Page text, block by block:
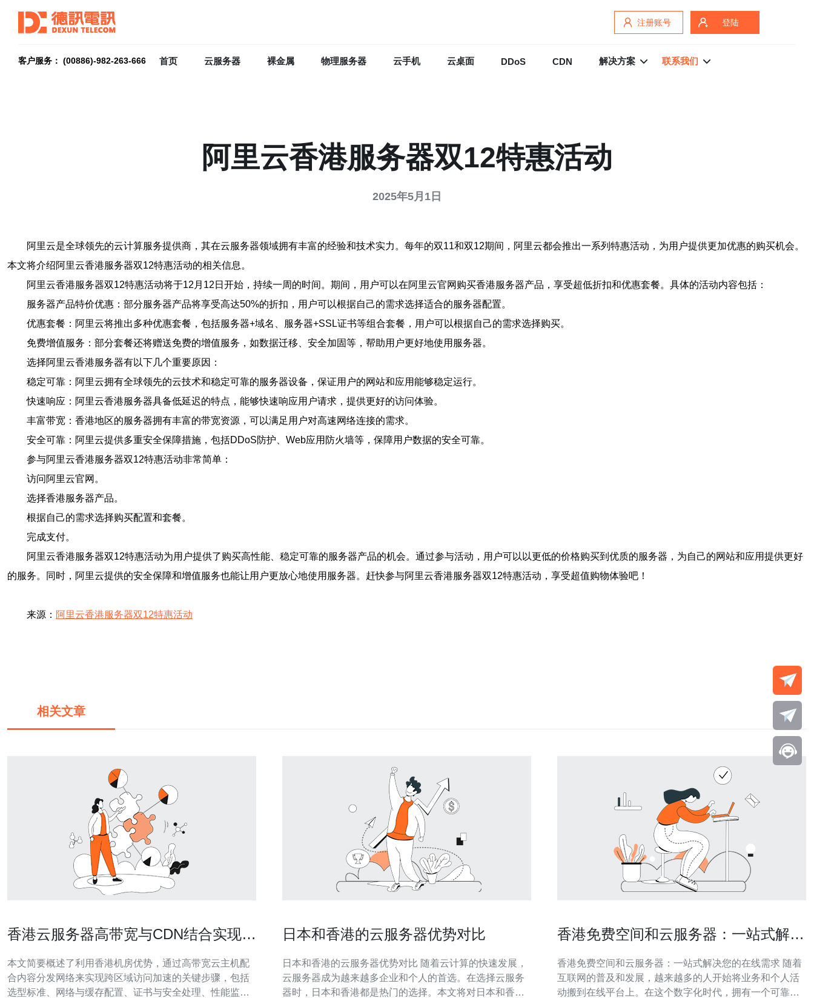
注册账号 登陆
客户服务： (00886)-982-263-666 首页 云服务器 裸金属 物理服务器 云手机 云桌面 DDoS CDN 解决方案 联系我们
阿里云香港服务器双12特惠活动
2025年5月1日
阿里云是全球领先的云计算服务提供商，其在云服务器领域拥有丰富的经验和技术实力。每年的双11和双12期间，阿里云都会推出一系列特惠活动，为用户提供更加优惠的购买机会。
本文将介绍阿里云香港服务器双12特惠活动的相关信息。
阿里云香港服务器双12特惠活动将于12月12日开始，持续一周的时间。期间，用户可以在阿里云官网购买香港服务器产品，享受超低折扣和优惠套餐。具体的活动内容包括：
服务器产品特价优惠：部分服务器产品将享受高达50%的折扣，用户可以根据自己的需求选择适合的服务器配置。
优惠套餐：阿里云将推出多种优惠套餐，包括服务器+域名、服务器+SSL证书等组合套餐，用户可以根据自己的需求选择购买。
免费增值服务：部分套餐还将赠送免费的增值服务，如数据迁移、安全加固等，帮助用户更好地使用服务器。
选择阿里云香港服务器有以下几个重要原因：
稳定可靠：阿里云拥有全球领先的云技术和稳定可靠的服务器设备，保证用户的网站和应用能够稳定运行。
快速响应：阿里云香港服务器具备低延迟的特点，能够快速响应用户请求，提供更好的访问体验。
丰富带宽：香港地区的服务器拥有丰富的带宽资源，可以满足用户对高速网络连接的需求。
安全可靠：阿里云提供多重安全保障措施，包括DDoS防护、Web应用防火墙等，保障用户数据的安全可靠。
参与阿里云香港服务器双12特惠活动非常简单：
访问阿里云官网。
选择香港服务器产品。
根据自己的需求选择购买配置和套餐。
完成支付。
阿里云香港服务器双12特惠活动为用户提供了购买高性能、稳定可靠的服务器产品的机会。通过参与活动，用户可以以更低的价格购买到优质的服务器，为自己的网站和应用提供更好
的服务。同时，阿里云提供的安全保障和增值服务也能让用户更放心地使用服务器。赶快参与阿里云香港服务器双12特惠活动，享受超值购物体验吧！
来源： 阿里云香港服务器双12特惠活动
相关文章
香港云服务器高带宽与CDN结合实现全
本文简要概述了利用香港机房优势，通过高带宽云主机配
合内容分发网络来实现跨区域访问加速的关键步骤，包括
选型标准、网络与缓存配置、证书与安全处理、性能监控
日本和香港的云服务器优势对比
日本和香港的云服务器优势对比 随着云计算的快速发展，
云服务器成为越来越多企业和个人的首选。在选择云服务
器时，日本和香港都是热门的选择。本文将对日本和香港
香港免费空间和云服务器：一站式解决
香港免费空间和云服务器：一站式解决您的在线需求 随着
互联网的普及和发展，越来越多的人开始将业务和个人活
动搬到在线平台上。在这个数字化时代，拥有一个可靠的